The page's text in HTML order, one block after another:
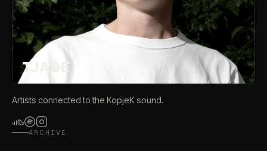
TJADE
Artists connected to the KopjeK sound.
ARCHIVE